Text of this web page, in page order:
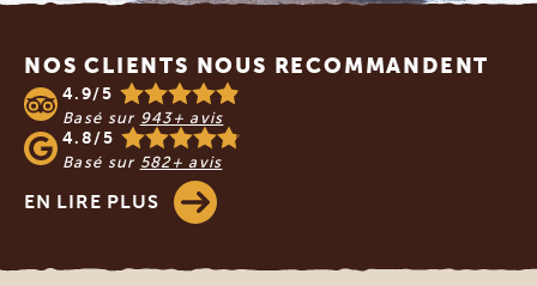
Footer
NOS CLIENTS NOUS RECOMMANDENT
4.9/5
Basé sur 943+ avis
4.8/5
Basé sur 582+ avis
EN LIRE PLUS